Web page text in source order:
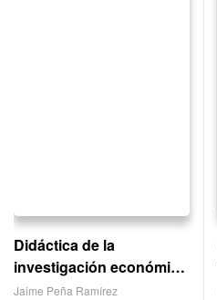
Didáctica de la
investigación económica
social
Jaime Peña Ramírez